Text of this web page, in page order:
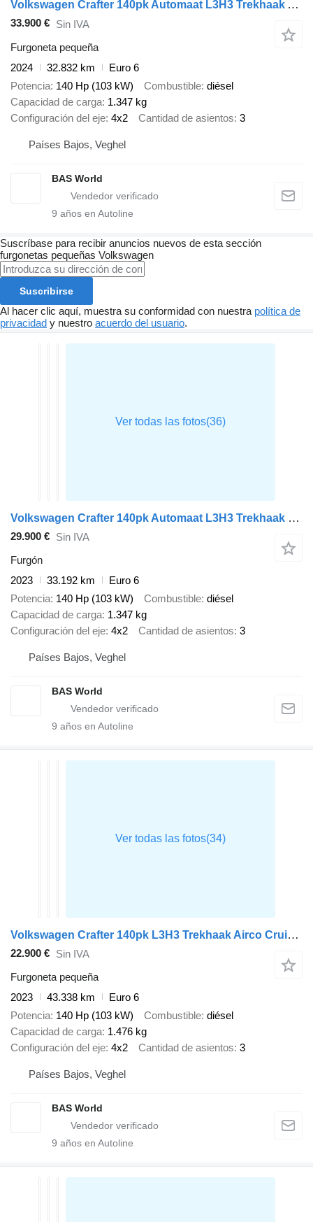
Volkswagen Crafter 140pk Automaat L3H3 Trekhaak Airco Cruise Parkeersensore
33.900 € Sin IVA
Furgoneta pequeña
2024
32.832 km
Euro 6
Potencia 140 Hp (103 kW) Combustible diésel
Capacidad de carga 1.347 kg
Configuración del eje 4x2 Cantidad de asientos 3
Países Bajos, Veghel
BAS World
9 años en Autoline
Suscríbase para recibir anuncios nuevos de esta sección
furgonetas pequeñas Volkswagen
Suscribirse
Al hacer clic aquí, muestra su conformidad con nuestra política de
privacidad y nuestro acuerdo del usuario.
Volkswagen Crafter 140pk Automaat L3H3 Trekhaak Navi Airco Cruise Parkeerse
29.900 € Sin IVA
Furgón
2023
33.192 km
Euro 6
Potencia 140 Hp (103 kW) Combustible diésel
Capacidad de carga 1.347 kg
Configuración del eje 4x2 Cantidad de asientos 3
Países Bajos, Veghel
BAS World
9 años en Autoline
Volkswagen Crafter 140pk L3H3 Trekhaak Airco Cruise Parkeersensoren v+a Eur
22.900 € Sin IVA
Furgoneta pequeña
2023
43.338 km
Euro 6
Potencia 140 Hp (103 kW) Combustible diésel
Capacidad de carga 1.476 kg
Configuración del eje 4x2 Cantidad de asientos 3
Países Bajos, Veghel
BAS World
9 años en Autoline